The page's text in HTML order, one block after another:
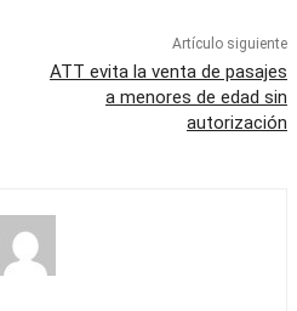
Artículo siguiente
ATT evita la venta de pasajes
a menores de edad sin
autorización